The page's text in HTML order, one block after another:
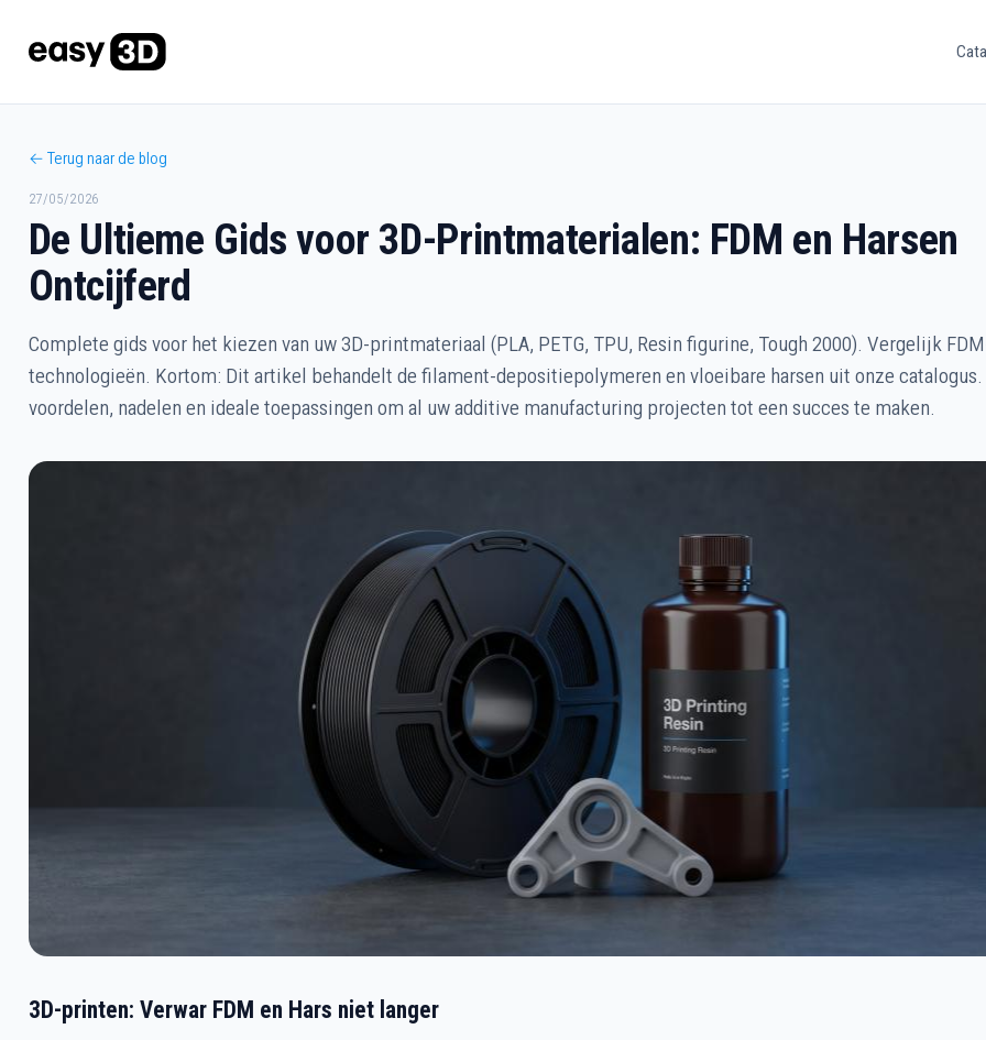
← Terug naar de blog
27/05/2026
De Ultieme Gids voor 3D-Printmaterialen: FDM en Harsen
Ontcijferd
Complete gids voor het kiezen van uw 3D-printmateriaal (PLA, PETG, TPU, Resin figurine, Tough 2000). Vergelijk
technologieën. Kortom: Dit artikel behandelt de filament-depositiepolymeren en vloeibare harsen uit onze catalogus.
voordelen, nadelen en ideale toepassingen om al uw additive manufacturing projecten tot een succes te maken.
3D-printen: Verwar FDM en Hars niet langer